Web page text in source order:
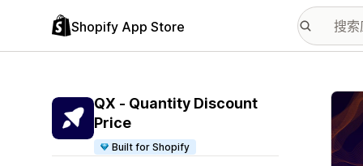
Shopify App Store
QX ‑ Quantity Discount
Price
Built for Shopify
配图